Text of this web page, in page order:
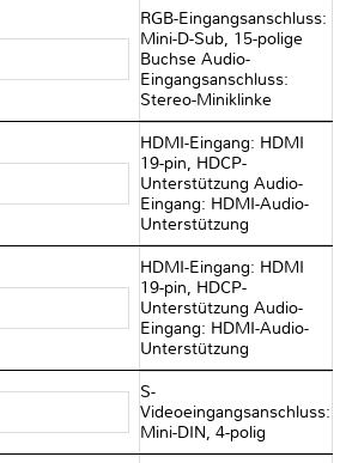
RGB-Eingangsanschluss:
Mini-D-Sub, 15-polige
Buchse Audio-
Eingangsanschluss:
Stereo-Miniklinke
HDMI-Eingang: HDMI
19-pin, HDCP-
Unterstützung Audio-
Eingang: HDMI-Audio-
Unterstützung
HDMI-Eingang: HDMI
19-pin, HDCP-
Unterstützung Audio-
Eingang: HDMI-Audio-
Unterstützung
S-
Videoeingangsanschluss:
Mini-DIN, 4-polig